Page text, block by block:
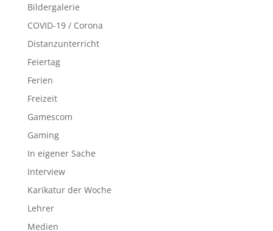
Bildergalerie
COVID-19 / Corona
Distanzunterricht
Feiertag
Ferien
Freizeit
Gamescom
Gaming
In eigener Sache
Interview
Karikatur der Woche
Lehrer
Medien